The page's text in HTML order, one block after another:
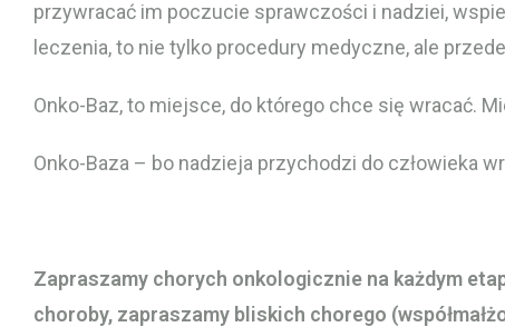
przywracać im poczucie sprawczości i nadziei,
leczenia, to nie tylko procedury medyczne, ale
Onko-Baz, to miejsce, do którego chce się wracać.
Onko-Baza – bo nadzieja przychodzi do człowieka
Zapraszamy chorych onkologicznie na każdym
choroby, zapraszamy bliskich chorego